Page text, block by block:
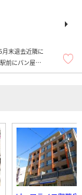
末退去近隣に
前にパン屋さ